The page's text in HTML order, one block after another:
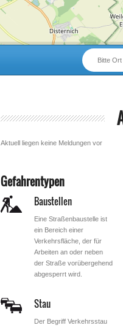
Bitte
Aktuell liegen keine Meldungen vor
Gefahrentypen
Baustellen
Eine Straßenbaustelle ist
ein Bereich einer
Verkehrsfläche, der für
Arbeiten an oder neben
der Straße vorübergehend
abgesperrt wird.
Stau
Der Begriff Verkehrsstau